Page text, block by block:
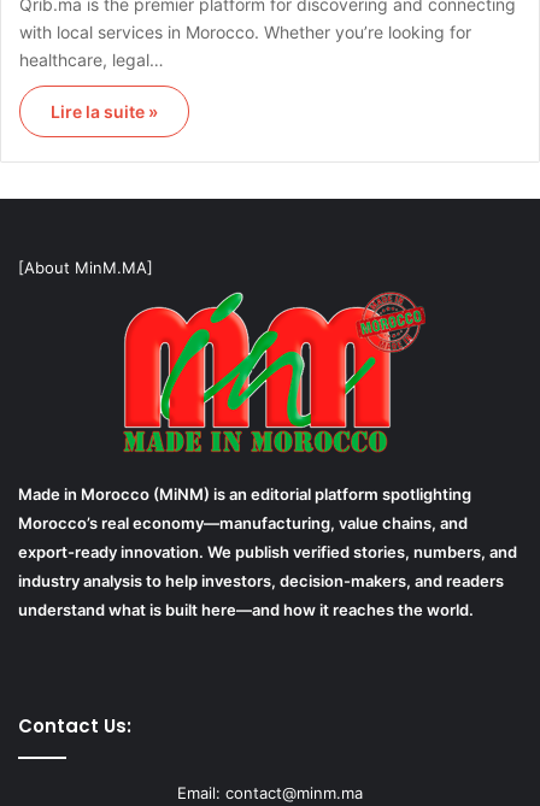
with local services in Morocco. Whether you’re looking for
healthcare, legal…
Lire la suite »
[About MinM.MA]
Made in Morocco (MiNM) is an editorial platform spotlighting
Morocco’s real economy—manufacturing, value chains, and
export-ready innovation. We publish verified stories, numbers, and
industry analysis to help investors, decision-makers, and readers
understand what is built here—and how it reaches the world.
Contact Us:
Email: contact@minm.ma